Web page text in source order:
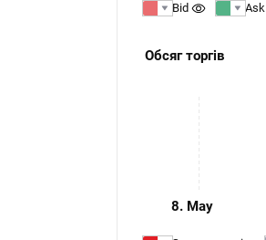
Bid Ask
Обсяг торгів
8. May